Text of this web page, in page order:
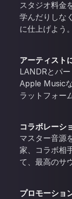
スタジオ料金
学んだりしな
に仕上げよう。
アーティスト
LANDRとパ
Apple Music
ラットフォー
コラボレーシ
マスター音源
家、コラボ相
て、最高のサ
プロモーショ